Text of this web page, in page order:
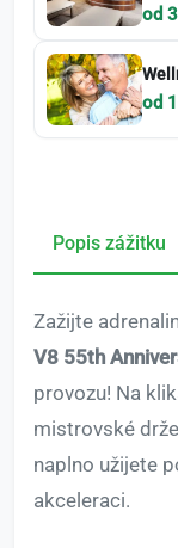
od
od
Popis zážitku
Zažijte
V8 55th
provozu! Na
mistrovské
naplno užijete
akceleraci.